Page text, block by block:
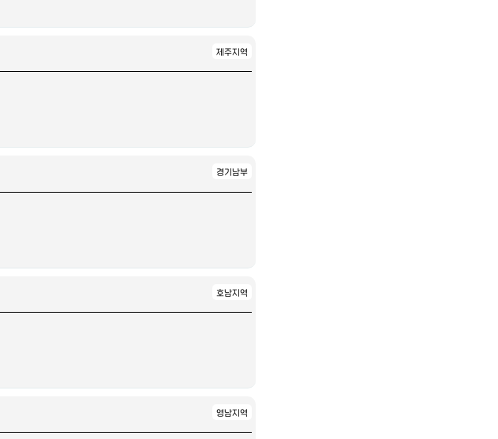
제주지역
경기남부
호남지역
영남지역